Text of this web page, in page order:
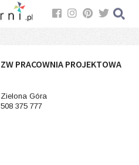
ZW PRACOWNIA PROJEKTOWA
Zielona Góra
508 375 777